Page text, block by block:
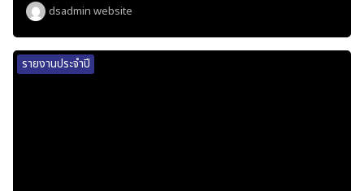
dsadmin website
รายงานประจำปี